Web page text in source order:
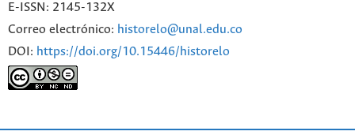
E-ISSN: 2145-132X
Correo electrónico: historelo@unal.edu.co
DOI: https://doi.org/10.15446/historelo